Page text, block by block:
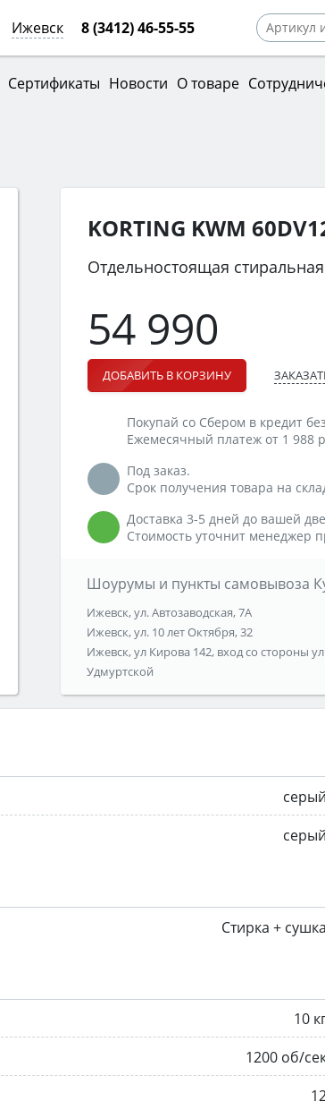
Ижевск 8 (3412) 46-55-55
Сертификаты Новости О товаре
KORTING KWM
Отдельностоящая
54 990
ДОБАВИТЬ В КОРЗИНУ
Покупай со Сбером в кредит
Ежемесячный платеж от 1 988
Под заказ.
Срок получения товара на
Доставка 3-5 дней до вашей
Стоимость уточнит менеджер
Шоурумы и пункты самовывоза
Ижевск, ул. Автозаводская, 7А
Ижевск, ул. 10 лет Октября, 32
Ижевск, ул Кирова 142, вход со стороны
Удмуртской
серый
серый
Стирка + сушка
10
1200 об/